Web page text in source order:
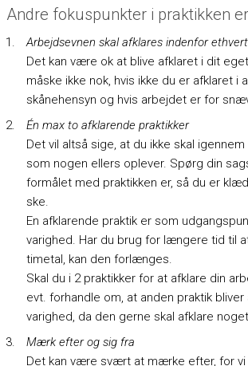
Andre fokuspunkter i praktikken
Arbejdsevnen skal afklares indenfor
Det kan være ok at blive afklaret i dit
måske ikke nok, hvis ikke du er afklaret i
skånehensyn og hvis arbejdet er for
Én max to afklarende praktikker
Det vil altså sige, at du ikke skal
som nogen ellers oplever. Spørg din
formålet med praktikken er, så du er
ske.
En afklarende praktik er som
varighed. Har du brug for længere tid til
timetal, kan den forlænges.
Skal du i 2 praktikker for at afklare din
evt. forhandle om, at anden praktik
varighed, da den gerne skal afklare
Mærk efter og sig fra
Det kan være svært at mærke efter, for vi